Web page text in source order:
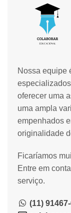
Nossa equipe
oferecer uma
uma ampla
empenhados
originalidade
Ficaríamos
Entre em
serviço.
(11)